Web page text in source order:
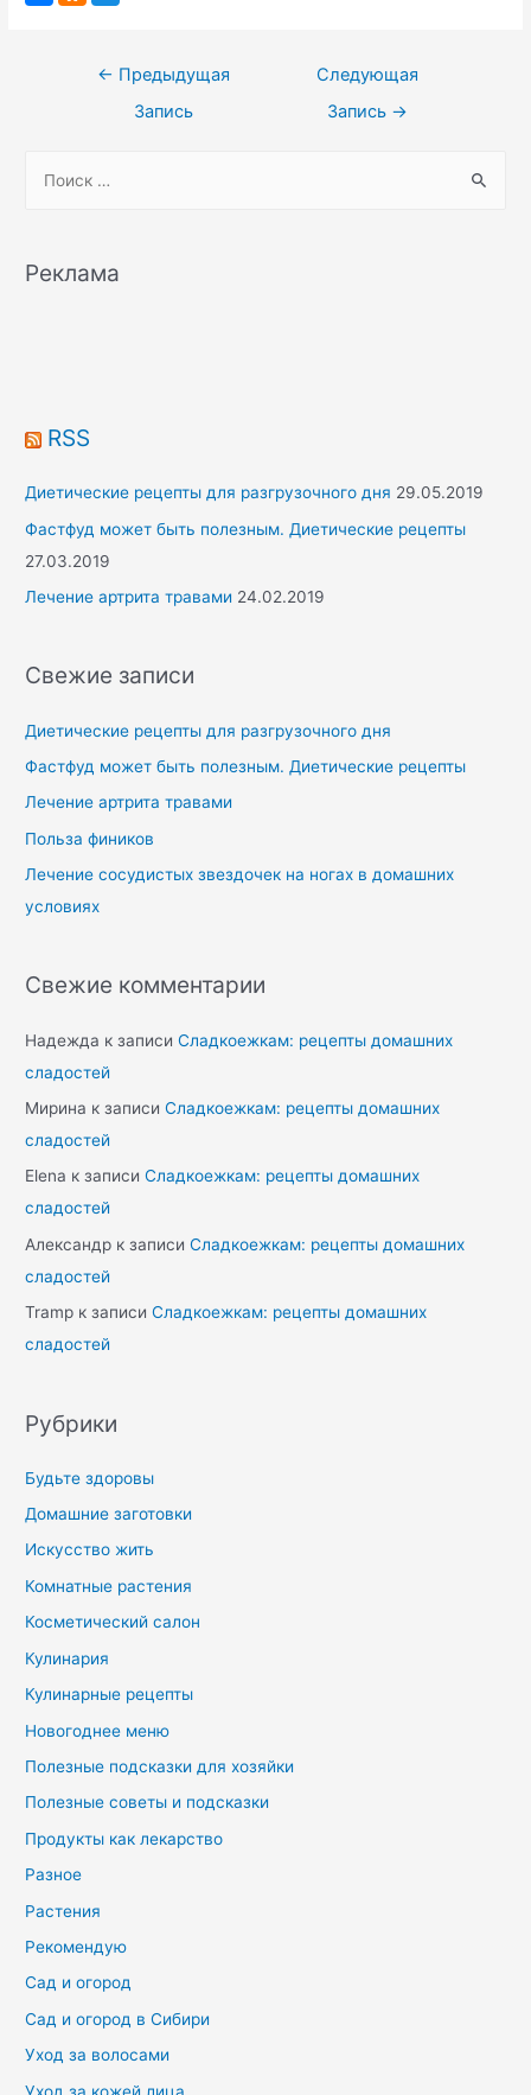
Навигация
← Предыдущая
Запись
Следующая
Запись →
r
:
Реклама
RSS
Диетические рецепты для разгрузочного дня 29.05.2019
Фастфуд может быть полезным. Диетические рецепты
27.03.2019
Лечение артрита травами 24.02.2019
Свежие записи
Диетические рецепты для разгрузочного дня
Фастфуд может быть полезным. Диетические рецепты
Лечение артрита травами
Польза фиников
Лечение сосудистых звездочек на ногах в домашних
условиях
Свежие комментарии
Надежда к записиСладкоежкам: рецепты домашних
сладостей
Мирина к записиСладкоежкам: рецепты домашних
сладостей
Elena к записиСладкоежкам: рецепты домашних
сладостей
Александр к записиСладкоежкам: рецепты домашних
сладостей
Tramp к записиСладкоежкам: рецепты домашних
сладостей
Рубрики
Будьте здоровы
Домашние заготовки
Искусство жить
Комнатные растения
Косметический салон
Кулинария
Кулинарные рецепты
Новогоднее меню
Полезные подсказки для хозяйки
Полезные советы и подсказки
Продукты как лекарство
Разное
Растения
Рекомендую
Сад и огород
Сад и огород в Сибири
Уход за волосами
Уход за кожей лица